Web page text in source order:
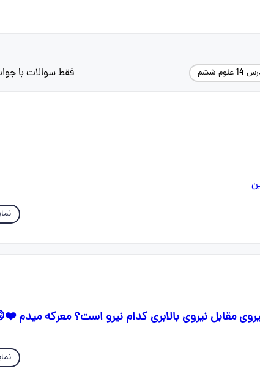
علوم ششم فقط سوالات با
مقابل نیروی بالابری کدام نیرو است؟ معرکه میدم